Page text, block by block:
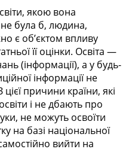
якою вона
була б, людина,
є об’єктом впливу
її оцінки. Освіта —
(інформації), а у будь-
інформації не
причини країни, які
і не дбають про
не можуть освоїти
на базі національної
вийти на